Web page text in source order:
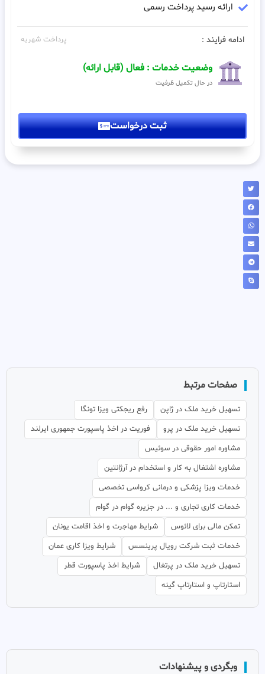
ارائه رسید پرداخت رسمی
ادامه فرایند : پرداخت شهریه
وضعیت خدمات : فعال (قابل ارائه)
در حال تکمیل ظرفیت
ثبت درخواست
صفحات مرتبط
تسهیل خرید ملک در ژاپن
رفع ریجکتی ویزا تونگا
تسهیل خرید ملک در پرو
فوریت در اخذ پاسپورت جمهوری ایرلند
مشاوره امور حقوقی در سوئیس
مشاوره اشتغال به کار و استخدام در آرژانتین
خدمات ویزا پزشکی و درمانی کرواسی تخصصی
خدمات کاری تجاری و ... در جزیره گوام در گوام
تمکن مالی برای لائوس
شرایط مهاجرت و اخذ اقامت یونان
خدمات ثبت شرکت رویال پرینسس
شرایط ویزا کاری عمان
تسهیل خرید ملک در پرتغال
شرایط اخذ پاسپورت قطر
استارتاپ و استارتاپ گینه
وبگردی و پیشنهادات